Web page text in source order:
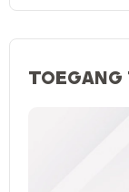
TOEGANG